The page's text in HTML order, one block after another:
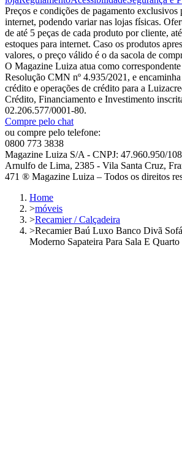
Preços e condições de pagamento exclusivos
internet, podendo variar nas lojas físicas.
de até 5 peças de cada produto por cliente,
estoques para internet. Caso os produtos
valores, o preço válido é o da sacola de
O Magazine Luiza atua como
Resolução CMN nº 4.935/2021, e
crédito e operações de crédito para a
Crédito, Financiamento e Investimento
02.206.577/0001-80.
Compre pelo chat
ou compre pelo telefone:
0800 773 3838
Magazine Luiza S/A - CNPJ: 47.960.950/
Arnulfo de Lima, 2385 - Vila Santa Cruz,
471 ® Magazine Luiza – Todos os direitos
Home
>móveis
>Recamier / Calçadeira
>Recamier Baú Luxo Banco Divã
Moderno Sapateira Para Sala E